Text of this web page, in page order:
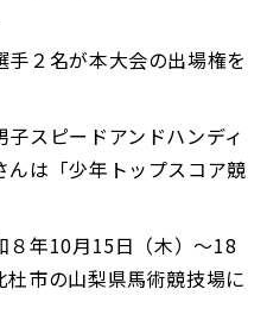
２名が本大会の出場権を
スピードアンドハンディ
は「少年トップスコア競
年10月15日（木）～18
市の山梨県馬術競技場に